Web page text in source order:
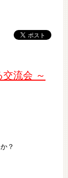
流会 ～
？